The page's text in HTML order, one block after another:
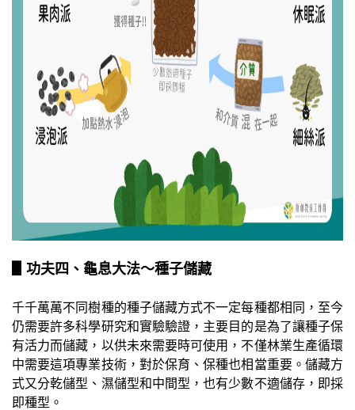
▋功夫四、龜息大法～種子儲藏
千千萬萬不同樹種的種子儲藏方式不一定每種都相同，至今
仍需要許多科學研究和實驗驗證，主要目的是為了讓種子保
有活力而儲藏，以供未來需要時可使用，不僅林業生產循環
中需要這項專業技術，對於保育、保種也相當重要。儲藏方
式又分乾儲型、濕儲型和中間型，也有少數不適儲存，即採
即種型。